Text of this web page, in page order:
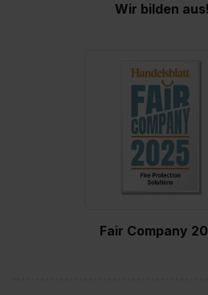
zeigen“. Weitere Informationen:
Wir bilden aus!
Fair Company